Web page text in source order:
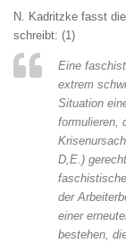
N. Kadritzke fasst
schreibt: (1)
Eine
extrem
Situation
formulieren,
D,E.)
der
einer
bestehen,